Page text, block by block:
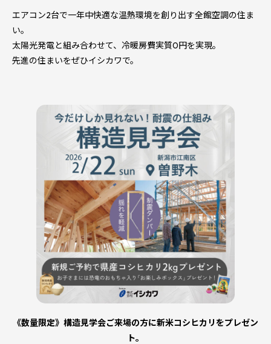
エアコン2台で一年中快適な温熱環境を創り出す全館空調の住ま
い。
太陽光発電と組み合わせて、冷暖房費実質0円を実現。
先進の住まいをぜひイシカワで。
《数量限定》構造見学会ご来場の方に新米コシヒカリをプレゼン
ト。